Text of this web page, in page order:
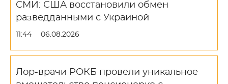
СМИ: США восстановили обмен
разведданными с Украиной
11:44 06.08.2026
Лор-врачи РОКБ провели уникальное